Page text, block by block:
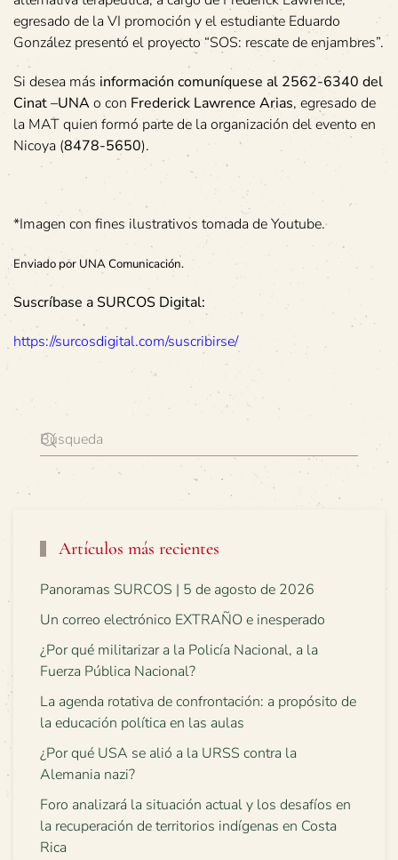
egresado de la VI promoción y el estudiante Eduardo
González presentó el proyecto “SOS: rescate de enjambres”.
Si desea más información comuníquese al 2562-6340 del
Cinat –UNAo con Frederick Lawrence Arias, egresado de
la MAT quien formó parte de la organización del evento en
Nicoya (8478-5650).
*Imagen con fines ilustrativos tomada de Youtube.
Enviado por UNA Comunicación.
Suscríbase a SURCOS Digital:
https://surcosdigital.com/suscribirse/
Artículos más recientes
Panoramas SURCOS | 5 de agosto de 2026
Un correo electrónico EXTRAÑO e inesperado
¿Por qué militarizar a la Policía Nacional, a la
Fuerza Pública Nacional?
La agenda rotativa de confrontación: a propósito de
la educación política en las aulas
¿Por qué USA se alió a la URSS contra la
Alemania nazi?
Foro analizará la situación actual y los desafíos en
la recuperación de territorios indígenas en Costa
Rica